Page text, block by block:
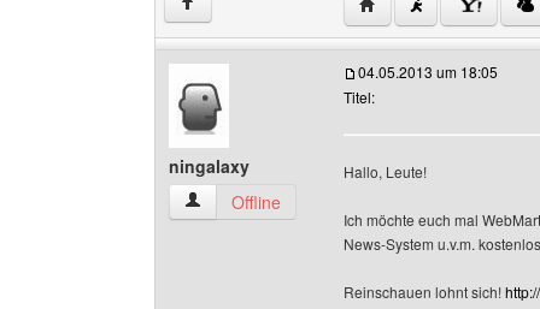
ningalaxy
ningalaxy Benutzer-Profile anzeigen
Offline
04.05.2013 um 18:05
Titel:
Hallo, Leute!
Ich möchte euch mal
News-System u.v.m.
Reinschauen lohnt sich!